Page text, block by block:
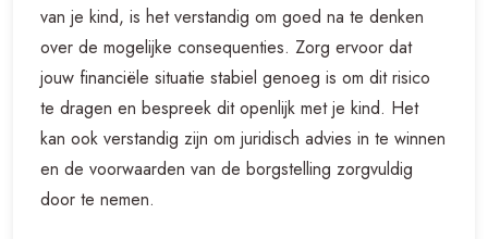
van je kind, is het verstandig om goed na te denken
over de mogelijke consequenties. Zorg ervoor dat
jouw financiële situatie stabiel genoeg is om dit risico
te dragen en bespreek dit openlijk met je kind. Het
kan ook verstandig zijn om juridisch advies in te winnen
en de voorwaarden van de borgstelling zorgvuldig
door te nemen.